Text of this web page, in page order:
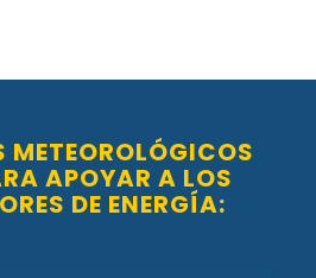
METEOROLÓGICOS
APOYAR A LOS
DE ENERGÍA: